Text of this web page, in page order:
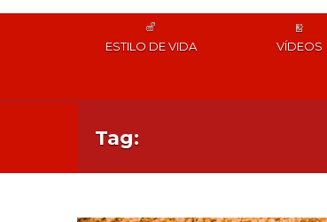
ESTILO DE VIDA VÍDEOS
Tag: